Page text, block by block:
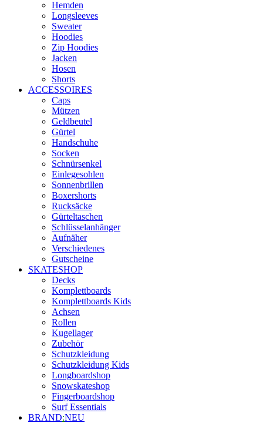
Hemden
Longsleeves
Sweater
Hoodies
Zip Hoodies
Jacken
Hosen
Shorts
ACCESSOIRES
Caps
Mützen
Geldbeutel
Gürtel
Handschuhe
Socken
Schnürsenkel
Einlegesohlen
Sonnenbrillen
Boxershorts
Rucksäcke
Gürteltaschen
Schlüsselanhänger
Aufnäher
Verschiedenes
Gutscheine
SKATESHOP
Decks
Komplettboards
Komplettboards Kids
Achsen
Rollen
Kugellager
Zubehör
Schutzkleidung
Schutzkleidung Kids
Longboardshop
Snowskateshop
Fingerboardshop
Surf Essentials
BRAND:NEU